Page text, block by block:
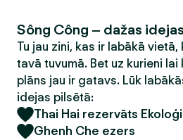
Sông Công – dažas
Tu jau zini, kas ir labākā
tavā tuvumā. Bet uz kurieni lai
plāns jau ir gatavs. Lūk
idejas pilsētā:
Thai Hai rezervāts
Ghenh Che ezers